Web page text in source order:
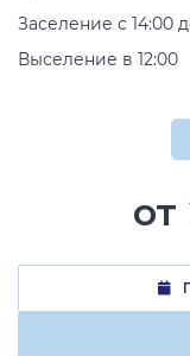
от
Заселение с 14:00
Выселение в 12:00